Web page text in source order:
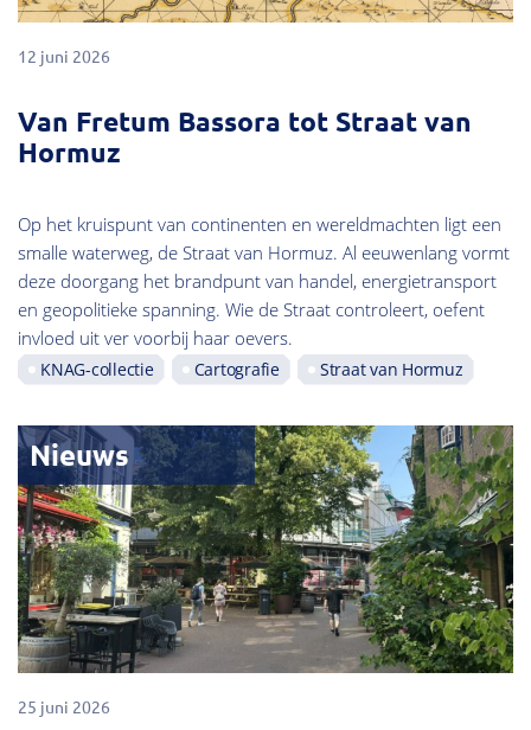
12 juni 2026
Van Fretum Bassora tot Straat van
Hormuz
Op het kruispunt van continenten en wereldmachten ligt een
smalle waterweg, de Straat van Hormuz. Al eeuwenlang vormt
deze doorgang het brandpunt van handel, energietransport
en geopolitieke spanning. Wie de Straat controleert, oefent
invloed uit ver voorbij haar oevers.
KNAG-collectie Cartografie Straat van Hormuz
Nieuws
25 juni 2026